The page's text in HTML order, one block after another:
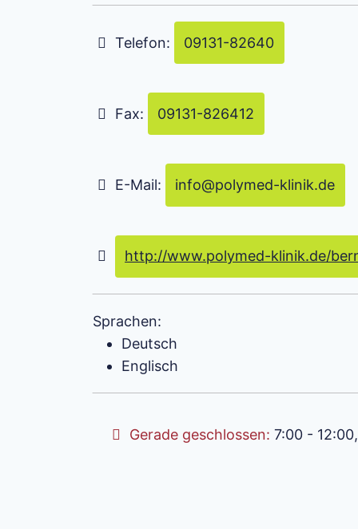
Telefon: 09131-82640
Fax: 09131-826412
E-Mail: info@polymed-klinik.de
http://www.polymed-klinik.de/
Sprachen:
Deutsch
Englisch
Gerade geschlossen: 7:00 - 12:00,